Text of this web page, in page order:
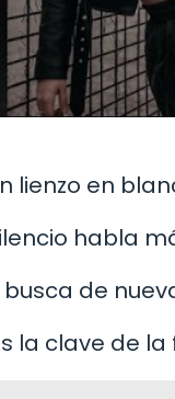
lienzo en
habla
busca de
la clave de